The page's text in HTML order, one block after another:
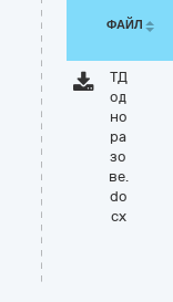
ФАЙЛ
ТД
од
но
ра
зо
ве.
do
cx